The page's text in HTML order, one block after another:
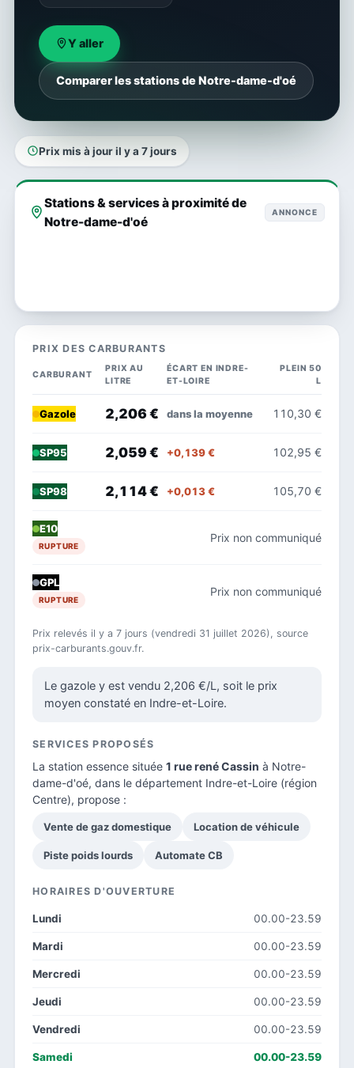
Y aller
Comparer les stations de Notre-dame-d'oé
Prix mis à jour il y a 7 jours
Stations & services à proximité de
Notre-dame-d'oé
ANNONCE
PRIX DES CARBURANTS
CARBURANT
PRIX AU
LITRE
ÉCART EN INDRE-
ET-LOIRE
PLEIN 50
L
Gazole 2,206 € dans la moyenne 110,30 €
SP95 2,059 € +0,139 € 102,95 €
SP98 2,114 € +0,013 € 105,70 €
E10
RUPTURE
Prix non communiqué
GPL
RUPTURE
Prix non communiqué
Prix relevés il y a 7 jours (vendredi 31 juillet 2026), source
prix-carburants.gouv.fr.
Le gazole y est vendu 2,206 €/L, soit le prix
moyen constaté en Indre-et-Loire.
SERVICES PROPOSÉS
La station essence située 1 rue rené Cassin à Notre-
dame-d'oé, dans le département Indre-et-Loire (région
Centre), propose :
Vente de gaz domestique Location de véhicule
Piste poids lourds Automate CB
HORAIRES D'OUVERTURE
Lundi 00.00-23.59
Mardi 00.00-23.59
Mercredi 00.00-23.59
Jeudi 00.00-23.59
Vendredi 00.00-23.59
Samedi 00.00-23.59